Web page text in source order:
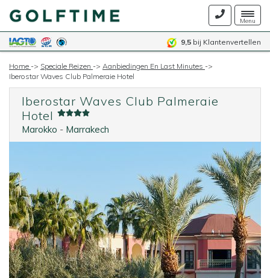
Menu
9,5 bij Klantenvertellen
Home -> Speciale Reizen -> Aanbiedingen En Last Minutes ->
Iberostar Waves Club Palmeraie Hotel
Iberostar Waves Club Palmeraie
Hotel
Marokko - Marrakech